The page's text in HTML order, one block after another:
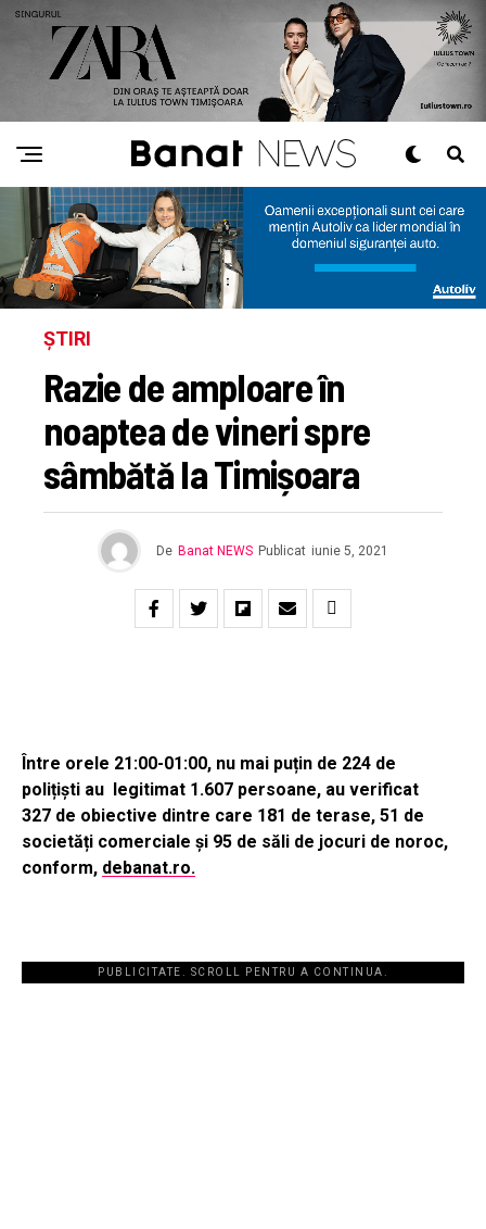
ȘTIRI
Razie de amploare în
noaptea de vineri spre
sâmbătă la Timișoara
De Banat NEWS Publicat iunie 5, 2021
Între orele 21:00-01:00, nu mai puțin de 224 de
polițiști au legitimat 1.607 persoane, au verificat
327 de obiective dintre care 181 de terase, 51 de
societăți comerciale și 95 de săli de jocuri de noroc,
conform, debanat.ro.
PUBLICITATE. SCROLL PENTRU A CONTINUA.